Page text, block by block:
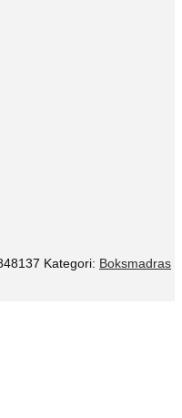
Kategori: Boksmadras